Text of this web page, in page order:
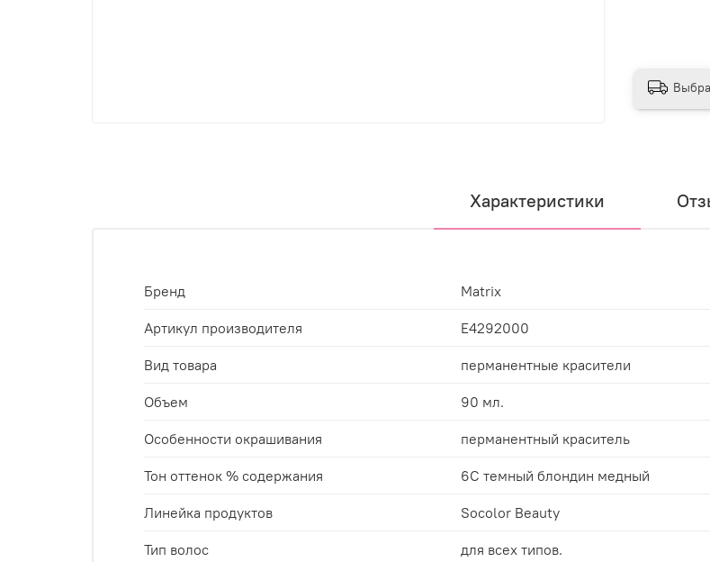
Характеристики
Бренд Matrix
Артикул производителя E4292000
Вид товара перманентные красители
Объем 90 мл.
Особенности окрашивания перманентный краситель
Тон оттенок % содержания 6С темный блондин медный
Линейка продуктов Socolor Beauty
Тип волос для всех типов.